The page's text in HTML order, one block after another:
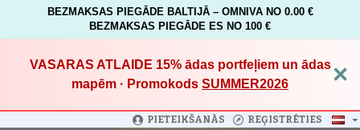
BEZMAKSAS PIEGĀDE BALTIJĀ – OMNIVA NO 0.00 €
BEZMAKSAS PIEGĀDE ES NO 100 €
VASARAS ATLAIDE 15%ādas portfeļiem un ādas
mapēm · Promokods SUMMER2026 ×
PIETEIKŠANĀS REĢISTRĒTIES